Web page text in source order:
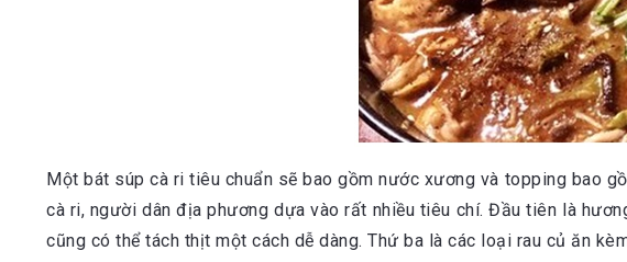
Một bát súp cà ri tiêu chuẩn sẽ bao gồm nước xương và topping bao
cà ri, người dân địa phương dựa vào rất nhiều tiêu chí. Đầu tiên là
cũng có thể tách thịt một cách dễ dàng. Thứ ba là các loại rau củ ăn